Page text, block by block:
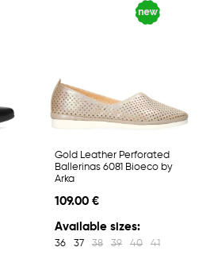
Gold Leather Perforated
Ballerinas 6081 Bioeco by
Arka
109.00 €
Available sizes:
36 37 38 39 40 41